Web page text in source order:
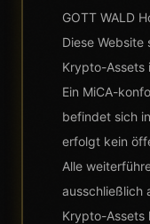
GOTT WALD
Diese
Krypto-Assets
Ein MiCA-
befindet sich
erfolgt kein
Alle
ausschließlich
Krypto-Assets